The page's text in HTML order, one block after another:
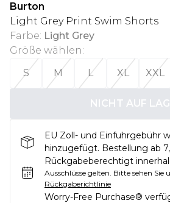
Burton
Light Grey Print Swim Shorts
Farbe: Light Grey
Größe wählen:
S
M L XL XXL
NICHT AUF
EU Zoll- und Einfuhrgebühr
hinzugefügt. Bestellung ab
Rückgabeberechtigt
Ausschlüsse gelten. Bitte sehen Sie
Rückgaberichtlinie
Worry-Free Purchase®